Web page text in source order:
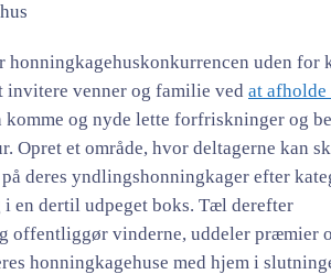
uden for
invitere venner og familie ved at
og nyde lette forfriskninger og
Opret et område, hvor deltagerne kan
på deres yndlingshonningkager efter
i en dertil udpeget boks. Tæl derefter
offentliggør vinderne, uddeler præmier
honningkagehuse med hjem i